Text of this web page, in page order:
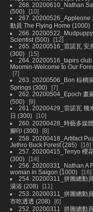
268. 20200610_Nathan
(500)
10
267. 20200526_Appleone
動員 The Flying Home (1000)
266.
Scientist (500)
12
265. 20200516_雷諾瓦 安
(300)
15
264. 20200516_tapirs club
Moomin-Welcome to Our
7
263. 20200506_Bon 棕櫚
Springs (300)
7
262. 20200504_Epoch 畫
(500)
8
261. 20200429_雷諾瓦 幾
日 (300)
10
260. 20200428_時藝多媒
腳印 (300)
8
258. 20200418_Artifact
Jethro Buck Forest (285)
16
257. 20200415_Tenyo 櫻
(300)
14
256. 20200331_Nathan A
woman in Saigon (1000)
16
254. 20200311_拼圖總動
湯浴 (208)
11
253. 20200311_拼圖總動
市吃透透 (208)
6
252. 20200311_拼圖總動